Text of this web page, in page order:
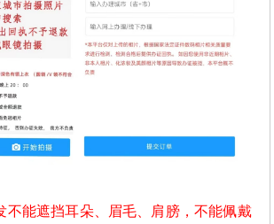
不能遮挡耳朵、眉毛、肩膀，不能佩戴